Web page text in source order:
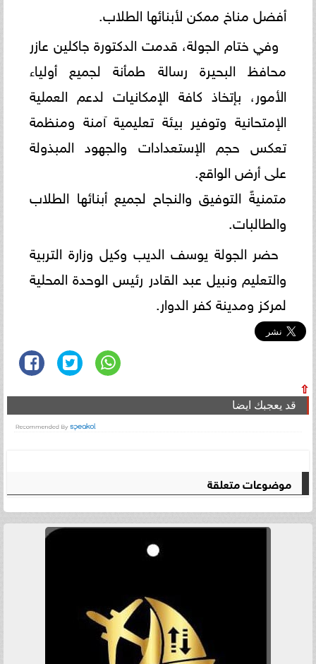
أفضل مناخ ممكن لأبنائها الطلاب.
وفي ختام الجولة، قدمت الدكتورة جاكلين عازر
محافظ البحيرة رسالة طمأنة لجميع أولياء
الأمور، بإتخاذ كافة الإمكانيات لدعم العملية
الإمتحانية وتوفير بيئة تعليمية آمنة ومنظمة
تعكس حجم الإستعدادات والجهود المبذولة
على أرض الواقع.
متمنيةً التوفيق والنجاح لجميع أبنائها الطلاب
والطالبات.
حضر الجولة يوسف الديب وكيل وزارة التربية
والتعليم ونبيل عبد القادر رئيس الوحدة المحلية
لمركز ومدينة كفر الدوار.
⇧
قد يعجبك ايضا
موضوعات متعلقة